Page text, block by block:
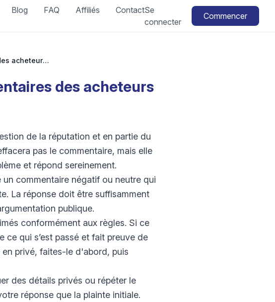
Blog FAQ Affiliés ContactSe
connecter
Commencer
Comment puis-je répondre aux commentaires des acheteurs sur eBay ?
des acheteurs
de la réputation et en partie du
pas le commentaire, mais elle
et répond sereinement.
commentaire négatif ou neutre qui
La réponse doit être suffisamment
publique.
conformément aux règles. Si ce
ce qui s’est passé et fait preuve de
privé, faites-le d'abord, puis
des détails privés ou répéter le
réponse que la plainte initiale.